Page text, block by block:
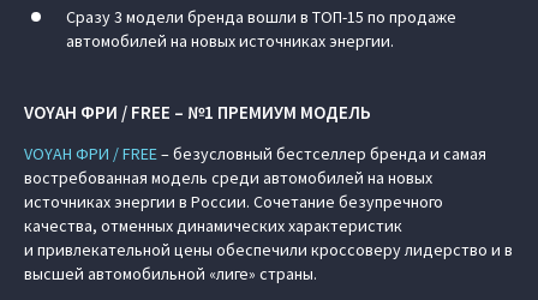
Сразу 3 модели бренда вошли в ТОП-15 по продаже
автомобилей на новых источниках энергии.
VOYAH ФРИ / FREE – №1 ПРЕМИУМ МОДЕЛЬ
VOYAH ФРИ / FREE– безусловный бестселлер бренда и самая
востребованная модель среди автомобилей на новых
источниках энергии в России. Сочетание безупречного
качества, отменных динамических характеристик
и привлекательной цены обеспечили кроссоверу лидерство и в
высшей автомобильной «лиге» страны.